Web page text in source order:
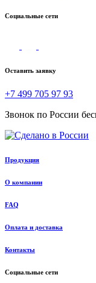
Социальные сети
Оставить заявку
+7 499 705 97 93
Звонок по России
Продукция
О компании
FAQ
Оплата и доставка
Контакты
Социальные сети